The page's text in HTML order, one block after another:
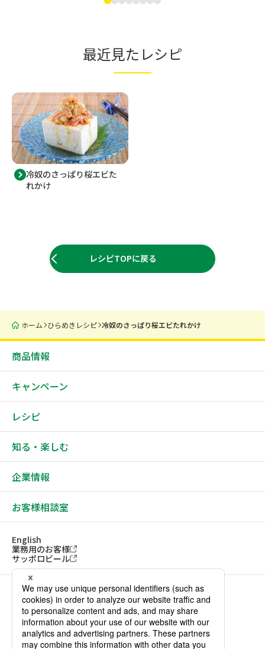
最近見たレシピ
冷奴のさっぱり桜エビた
れかけ
レシピTOPに戻る
ホーム ひらめきレシピ 冷奴のさっぱり桜エビたれかけ
商品情報
キャンペーン
レシピ
知る・楽しむ
企業情報
お客様相談室
English
業務用のお客様
サッポロビール
ソーシャルメディアアカウント一覧